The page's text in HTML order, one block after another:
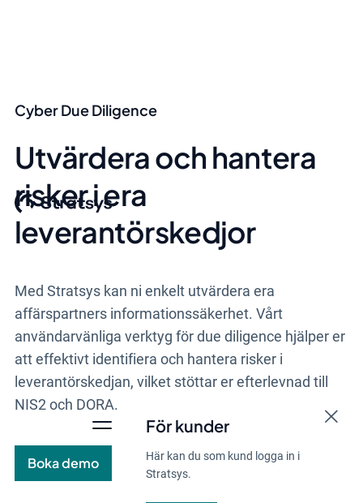
För kunder
Här kan du som kund logga in i
Stratsys.
Cyber Due Diligence
Utvärdera och hantera
risker i era
leverantörskedjor
Med Stratsys kan ni enkelt utvärdera era
affärspartners informationssäkerhet. Vårt
användarvänliga verktyg för due diligence hjälper er
att effektivt identifiera och hantera risker i
leverantörskedjan, vilket stöttar er efterlevnad till
NIS2 och DORA.
Boka demo